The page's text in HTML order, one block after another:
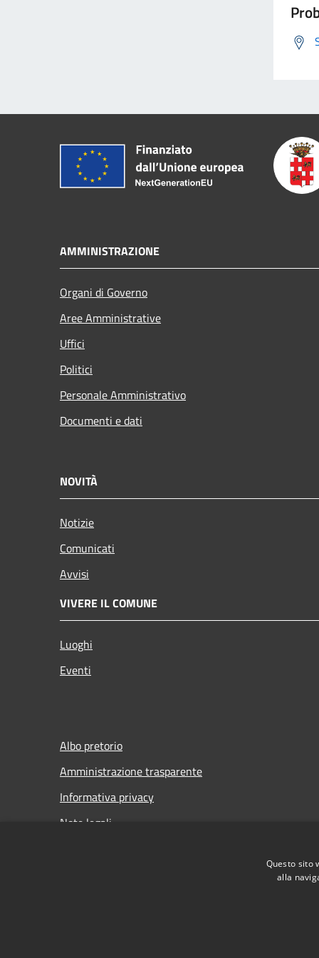
AMMINISTRAZIONE
Organi di Governo
Aree Amministrative
Uffici
Politici
Personale Amministrativo
Documenti e dati
NOVITÀ
Notizie
Comunicati
Avvisi
VIVERE IL COMUNE
Luoghi
Eventi
Albo pretorio
Amministrazione trasparente
Informativa privacy
Note legali
Questo sito
alla